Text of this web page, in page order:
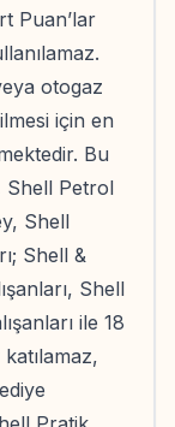
Puan’lar
otogaz
için en
Bu
Shell Petrol
Shell
Shell &
Shell
ile 18